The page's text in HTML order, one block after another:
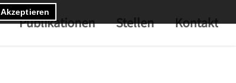
Publikationen Stellen Kontakt
Akzeptieren